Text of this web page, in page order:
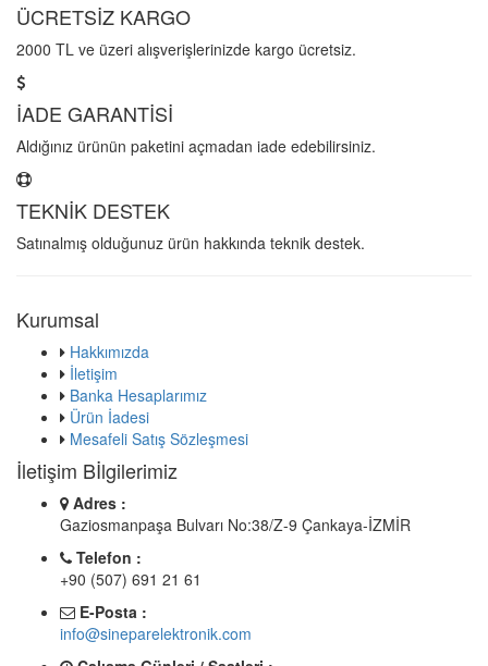
ÜCRETSİZ KARGO
2000 TL ve üzeri alışverişlerinizde kargo ücretsiz.
İADE GARANTİSİ
Aldığınız ürünün paketini açmadan iade edebilirsiniz.
TEKNİK DESTEK
Satınalmış olduğunuz ürün hakkında teknik destek.
Kurumsal
Hakkımızda
İletişim
Banka Hesaplarımız
Ürün İadesi
Mesafeli Satış Sözleşmesi
İletişim Bİlgilerimiz
Adres :
Gaziosmanpaşa Bulvarı No:38/Z-9 Çankaya-İZMİR
Telefon :
+90 (507) 691 21 61
E-Posta :
info@sineparelektronik.com